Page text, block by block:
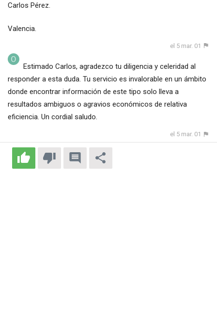
Carlos Pérez.
Valencia.
el 5 mar. 01
Estimado Carlos, agradezco tu diligencia y celeridad al
responder a esta duda. Tu servicio es invalorable en un ámbito
donde encontrar información de este tipo solo lleva a
resultados ambiguos o agravios económicos de relativa
eficiencia. Un cordial saludo.
el 5 mar. 01